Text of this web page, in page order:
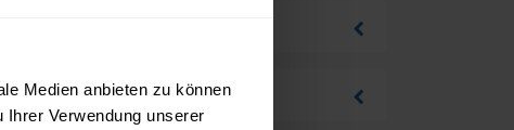
Medien anbieten zu können
Verwendung unserer